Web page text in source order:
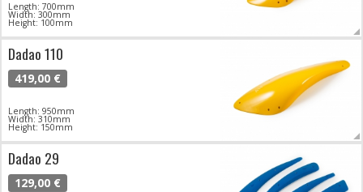
Length: 700mm
Width: 300mm
Height: 100mm
Dadao 110
419,00 €
Length: 950mm
Width: 310mm
Height: 150mm
Dadao 29
129,00 €